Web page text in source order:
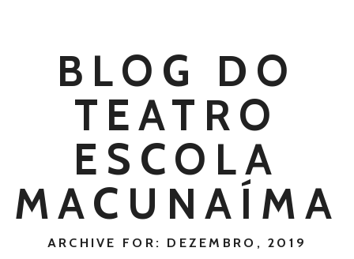
BLOG DO
TEATRO
ESCOLA
MACUNAÍMA
ARCHIVE FOR: DEZEMBRO, 2019